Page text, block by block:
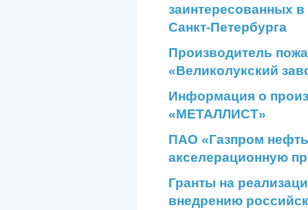
заинтересованных
Санкт-Петербурга
Производитель
«Великолукский
Информация о
«МЕТАЛЛИСТ»
ПАО «Газпром
акселерационную
Гранты на
внедрению